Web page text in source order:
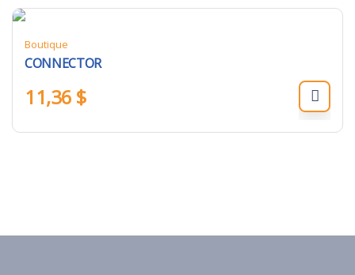
Boutique
CONNECTOR
11,36 $